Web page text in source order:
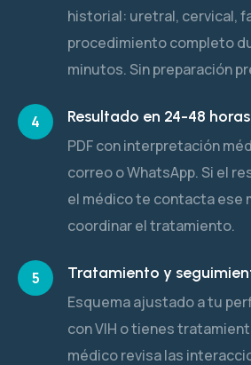
historial: uretral, cervical,
procedimiento completo
minutos. Sin preparación
4
Resultado en 24-48 horas
PDF con interpretación
correo o WhatsApp. Si el
el médico te contacta ese
coordinar el tratamiento.
5
Tratamiento y
Esquema ajustado a tu
con VIH o tienes
médico revisa las